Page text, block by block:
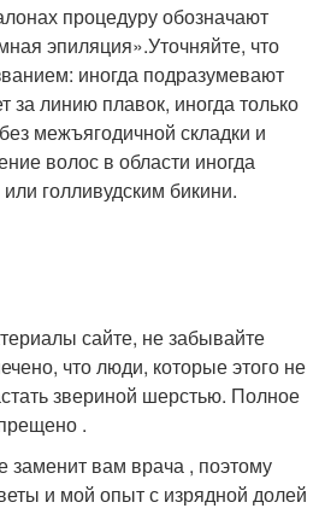
процедуру обозначают
эпиляция».Уточняйте, что
иногда подразумевают
за линию плавок, иногда только
межъягодичной складки и
волос в области иногда
голливудским бикини.
сайте, не забывайте
что люди, которые этого не
звериной шерстью. Полное
.
заменит вам врача , поэтому
и мой опыт с изрядной долей